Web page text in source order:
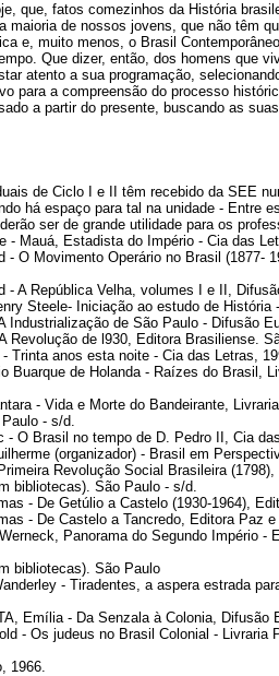
que, fatos comezinhos da História
maioria de nossos jovens, que não têm
e, muito menos, o Brasil
Que dizer, então, dos homens que
atento a sua programação,
para a compreensão do processo
a partir do presente, buscando as
de Ciclo I e II têm recebido da SEE
há espaço para tal na unidade - Entre
ser de grande utilidade para os
- Mauá, Estadista do Império - Cia das
- O Movimento Operário no Brasil (1877-
- A República Velha, volumes I e II,
Steele- Iniciação ao estudo de História
Industrialização de São Paulo - Difusão
Revolução de l930, Editora Brasiliense.
Trinta anos esta noite - Cia das Letras,
Buarque de Holanda - Raízes do Brasil,
- Vida e Morte do Bandeirante,
- s/d.
- O Brasil no tempo de D. Pedro II, Cia
(organizador) - Brasil em
Revolução Social Brasileira
bibliotecas). São Paulo - s/d.
- De Getúlio a Castelo (1930-1964),
- De Castelo a Tancredo, Editora Paz
Panorama do Segundo Império -
bibliotecas). São Paulo
- Tiradentes, a aspera estrada
Emília - Da Senzala à Colonia, Difusão
- Os judeus no Brasil Colonial - Livraria
1966.